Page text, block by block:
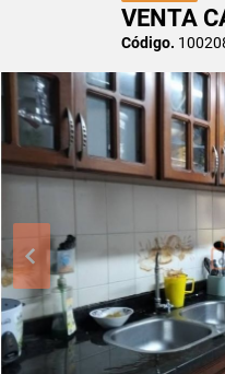
VENTA
Código.